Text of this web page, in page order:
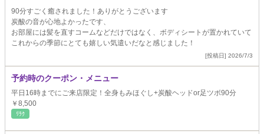
90分すごく癒されました！ありがとうございます
炭酸の音が心地よかったです、
お部屋には髪を直すコームなどだけではなく、ボディシートが置かれていて
これからの季節にとても嬉しい気遣いだなと感じました！
[投稿日] 2026/7/3
予約時のクーポン・メニュー
平日16時までにご来店限定！全身もみほぐし+炭酸ヘッドor足ツボ90分
￥8,500
ﾘﾗｸ